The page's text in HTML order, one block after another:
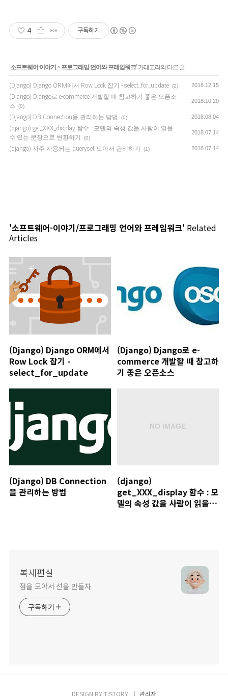
4 구독하기
'소프트웨어-이야기 > 프로그래밍 언어와 프레임워크' 카테고리의 다른 글
(Django) Django ORM에서 Row Lock 잡기 - select_for_update (2) 2018.12.15
(Django) Django로 e-commerce 개발할 때 참고하기 좋은 오픈소
스
(0)
2018.10.20
(Django) DB Connection을 관리하는 방법 (0) 2018.08.04
(django) get_XXX_display 함수 : 모델의 속성 값을 사람이 읽을
수 있는 문장으로 변환하기
(0)
2018.07.14
(django) 자주 사용되는 queryset 모아서 관리하기 (1) 2018.07.14
'소프트웨어-이야기/프로그래밍 언어와 프레임워크' Related
Articles
(Django) Django ORM에서
Row Lock 잡기 -
select_for_update
(Django) Django로 e-
commerce 개발할 때 참고하
기 좋은 오픈소스
(Django) DB Connection
을 관리하는 방법
(django)
get_XXX_display 함수 : 모
델의 속성 값을 사람이 읽을 수
복세편살
점을 모아서 선을 만들자
구독하기
DESIGN BYTISTORY 관리자